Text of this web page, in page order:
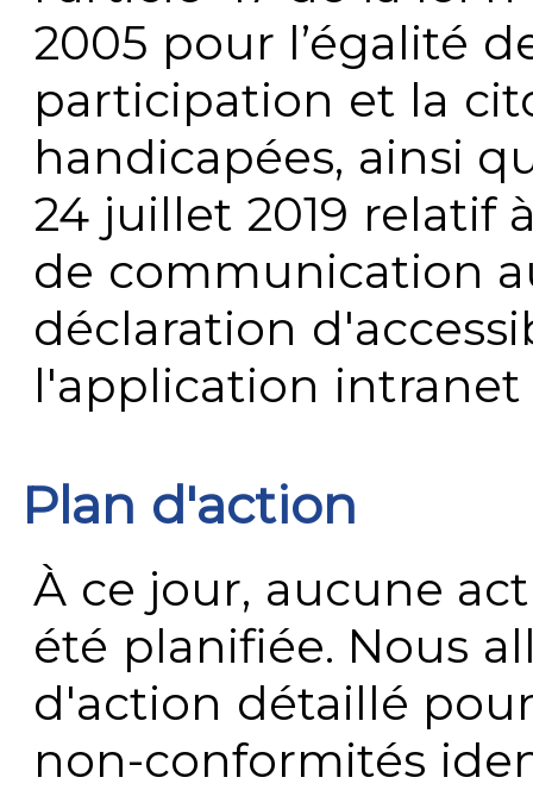
2005 pour l’égalité
participation et la
handicapées, ainsi
24 juillet 2019 relatif
de communication
déclaration
l'application
Plan d'action
À ce jour, aucune
été planifiée. Nous
d'action détaillé
non-conformités